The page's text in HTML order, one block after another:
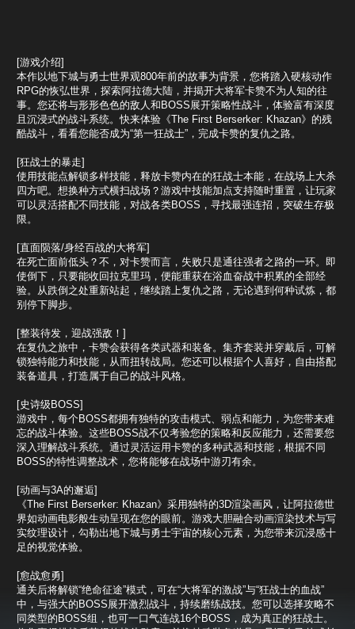
[游戏介绍]
本作以地下城与勇士世界观800年前的故事为背景，您将踏入硬核动作
RPG的恢弘世界，探索阿拉德大陆，并揭开大将军卡赞不为人知的往
事。您还将与形形色色的敌人和BOSS展开策略性战斗，体验富有深度
且沉浸式的战斗系统。快来体验《The First Berserker: Khazan》的残
酷战斗，看看您能否成为“第一狂战士”，完成卡赞的复仇之路。
[狂战士的暴走]
使用技能点解锁多样技能，释放卡赞内在的狂战士本能，在战场上大杀
四方吧。想换种方式横扫战场？游戏中技能加点支持随时重置，让玩家
可以灵活搭配不同技能，对战各类BOSS，寻找最强连招，突破生存极
限。
[直面陨落/身经百战的大将军]
在死亡面前低头？不，对卡赞而言，失败只是通往强者之路的一环。即
使倒下，只要能收回拉克里玛，便能重获在浴血奋战中积累的全部经
验。从跌倒之处重新站起，继续踏上复仇之路，无论遇到何种试炼，都
别停下脚步。
[整装待发，迎战强敌！]
在复仇之旅中，卡赞会获得各类武器和装备。集齐套装并穿戴后，可解
锁独特能力和技能，从而扭转战局。您还可以根据个人喜好，自由搭配
装备道具，打造属于自己的战斗风格。
[史诗级BOSS]
游戏中，每个BOSS都拥有独特的攻击模式、弱点和能力，为您带来难
忘的战斗体验。这些BOSS战不仅考验您的策略和反应能力，还需要您
深入理解战斗系统。通过灵活运用卡赞的多种武器和技能，根据不同
BOSS的特性调整战术，您将能够在战场中游刃有余。
[动画与3A的邂逅]
《The First Berserker: Khazan》采用独特的3D渲染画风，让阿拉德世
界如动画电影般生动呈现在您的眼前。游戏大胆融合动画渲染技术与写
实纹理设计，勾勒出地下城与勇士宇宙的核心元素，为您带来沉浸感十
足的视觉体验。
[愈战愈勇]
通关后将解锁“绝命征途”模式，可在“大将军的激战”与“狂战士的血战”
中，与强大的BOSS展开激烈战斗，持续磨练战技。您可以选择攻略不
同类型的BOSS组，也可一口气连战16个BOSS，成为真正的狂战士。